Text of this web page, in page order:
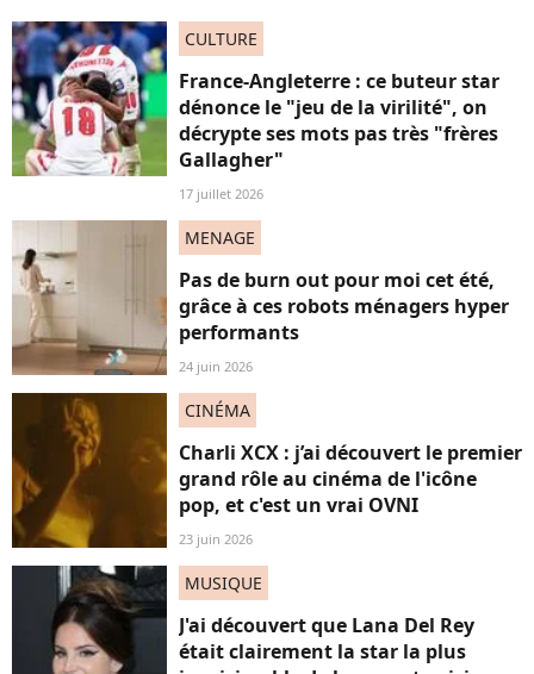
CULTURE
France-Angleterre : ce buteur star
dénonce le "jeu de la virilité", on
décrypte ses mots pas très "frères
Gallagher"
17 juillet 2026
MENAGE
Pas de burn out pour moi cet été,
grâce à ces robots ménagers hyper
performants
24 juin 2026
CINÉMA
Charli XCX : j’ai découvert le premier
grand rôle au cinéma de l'icône
pop, et c'est un vrai OVNI
23 juin 2026
MUSIQUE
J'ai découvert que Lana Del Rey
était clairement la star la plus